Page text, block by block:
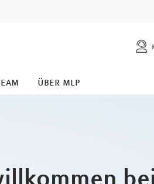
über mlp